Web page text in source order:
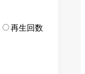
再生回数